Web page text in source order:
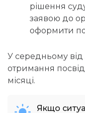
рішення
заявою до
оформити
У середньому від
отримання
місяці.
Якщо